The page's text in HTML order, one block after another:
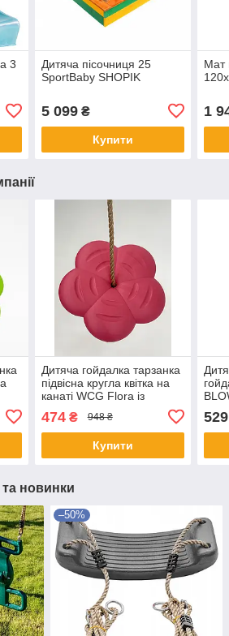
3
Дитяча пісочниця 25
SportBaby SHOPIK
5 099₴
Купити
Мат
1
Дитяча гойдалка тарзанка
підвісна кругла квітка на
канаті WCG Flora із
для саду Рожевий
474₴ 948 ₴
Купити
529
та новинки
–50%